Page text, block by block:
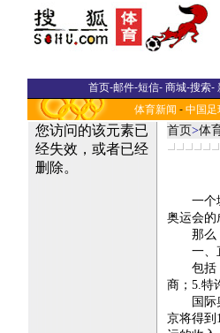
首页-邮件-短信- 商城-搜索-
体育新闻 - 中国足
首页>体
一个城
奥运会的
那么，
一、
包括：
商；5.特
国际奥
京将得到